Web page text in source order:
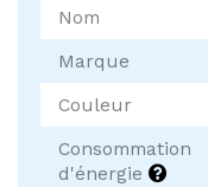
Nom
Marque
Couleur
Consommation
d'énergie